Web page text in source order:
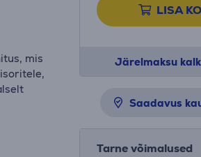
mis
LISA
Järelmaksu
Saadavus
Tarne võimalused